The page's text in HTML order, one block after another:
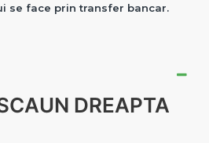
DREAPTA
se face prin transfer bancar.